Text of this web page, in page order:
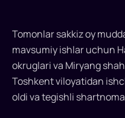
vizasi
bo‘yicha
qabul
Tomonlar sakkiz oy
mavsumiy ishlar uchun
okruglari va Miryang
Toshkent viloyatidan
oldi va tegishli